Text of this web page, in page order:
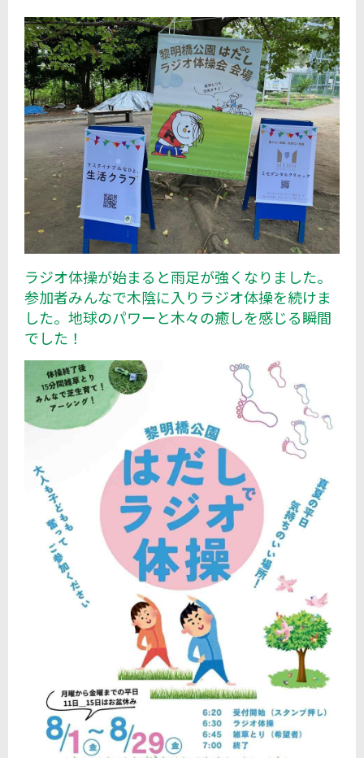
ラジオ体操が始まると雨足が強くなりました。
参加者みんなで木陰に入りラジオ体操を続けま
した。地球のパワーと木々の癒しを感じる瞬間
でした！